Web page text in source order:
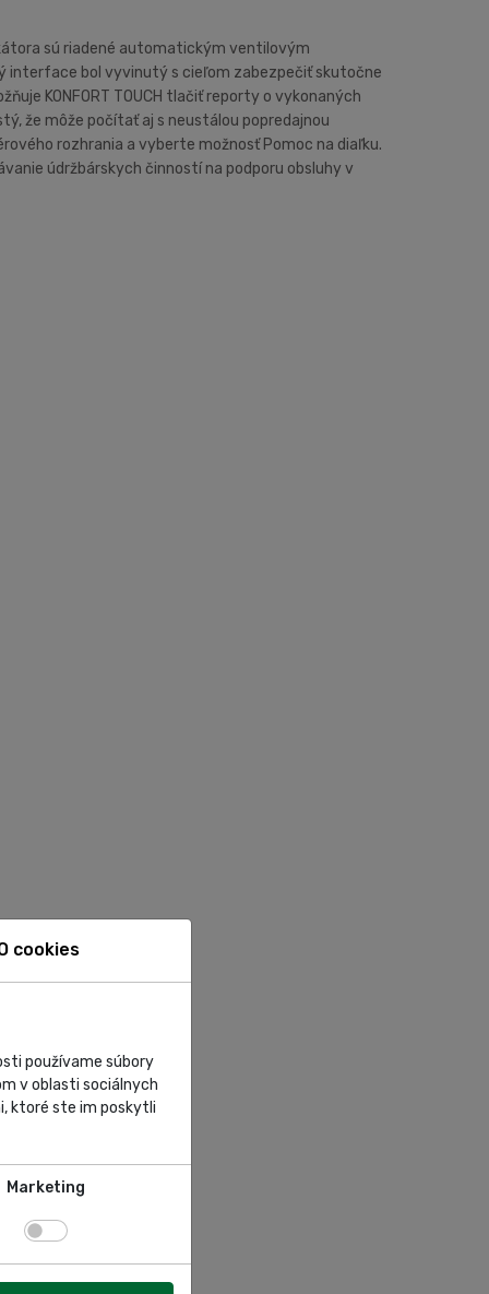
sú riadené automatickým ventilovým
interface bol vyvinutý s cieľom zabezpečiť skutočne
KONFORT TOUCH tlačiť reporty o vykonaných
že môže počítať aj s neustálou popredajnou
rozhrania a vyberte možnosť Pomoc na diaľku.
údržbárskych činností na podporu obsluhy v
cookies
používame súbory
v oblasti sociálnych
ktoré ste im poskytli
Marketing